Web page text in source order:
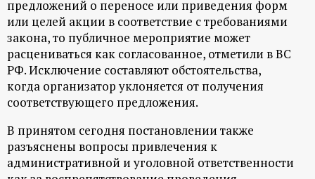
предложений о переносе или приведения форм
или целей акции в соответствие с требованиями
закона, то публичное мероприятие может
расцениваться как согласованное, отметили в ВС
РФ. Исключение составляют обстоятельства,
когда организатор уклоняется от получения
соответствующего предложения.
В принятом сегодня постановлении также
разъяснены вопросы привлечения к
административной и уголовной ответственности